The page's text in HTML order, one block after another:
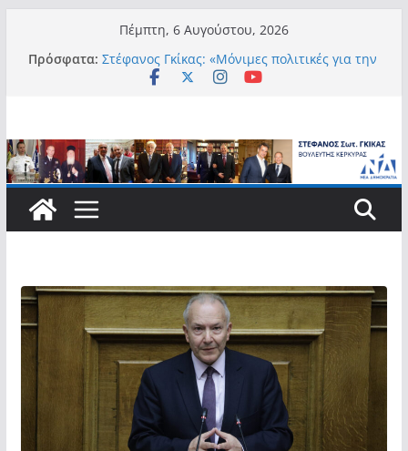
περιεχόμενο
Πέμπτη, 6 Αυγούστου, 2026
Πρόσφατα: Στέφανος Γκίκας: «Μόνιμες πολιτικές για την
αυτονομία, την αξιοπρέπεια και την ισότιμη
Στέφανος Γκίκας:
Στέφανος Γκίκας: «Η πρωτοβουλία “Smart
Island – Gov Access Booth” ενισχύει την
ισότιμη πρόσβαση των νησιωτών μας στις
911 νέους φοιτητές που επέλεξαν τα 6
Τμήματα της Κέρκυρας για τις σπουδές
τους»
Στέφανος Γκίκας: «Οι νέες προκλήσεις, όπως
η τεχνητή νοημοσύνη, η κλιματική κρίση, η
στεγαστική πίεση και η ανάγκη προστασίας
των επόμενων γενεών, επιβάλλουν
σύγχρονες και ουσιαστικές θεσμικές
απαντήσεις»